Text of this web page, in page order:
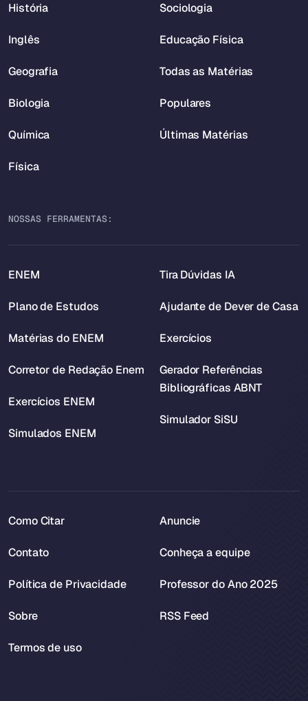
História
Inglês
Geografia
Biologia
Química
Física
Sociologia
Educação Física
Todas as Matérias
Populares
Últimas Matérias
NOSSAS FERRAMENTAS:
ENEM
Plano de Estudos
Matérias do ENEM
Corretor de Redação Enem
Exercícios ENEM
Simulados ENEM
Tira Dúvidas IA
Ajudante de Dever de Casa
Exercícios
Gerador Referências
Bibliográficas ABNT
Simulador SiSU
Como Citar
Contato
Política de Privacidade
Sobre
Termos de uso
Anuncie
Conheça a equipe
Professor do Ano 2025
RSS Feed